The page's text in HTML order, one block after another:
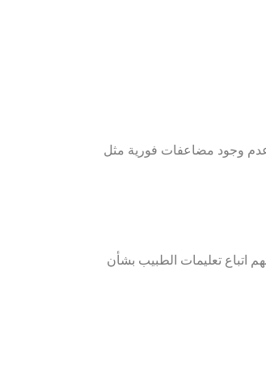
عدم وجود مضاعفات فورية مثل
اتباع تعليمات الطبيب بشأن